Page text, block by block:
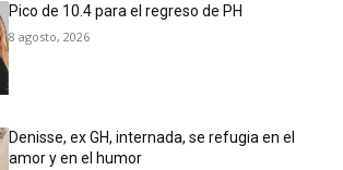
Pico de 10.4 para el regreso de PH
8 agosto, 2026
Denisse, ex GH, internada, se refugia en el
amor y en el humor